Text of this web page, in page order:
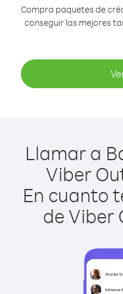
Compra paquetes de
conseguir las mejores
Llamar a
Viber
En cuanto
de Viber